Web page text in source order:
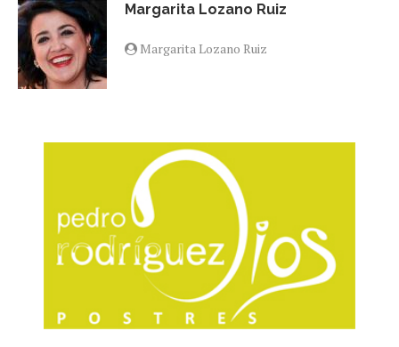
Margarita Lozano Ruiz
Margarita Lozano Ruiz